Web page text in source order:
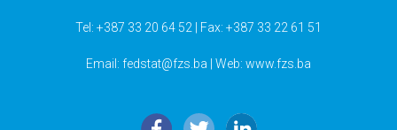
Tel: +387 33 20 64 52 | Fax: +387 33 22 61 51
Email: fedstat@fzs.ba | Web: www.fzs.ba